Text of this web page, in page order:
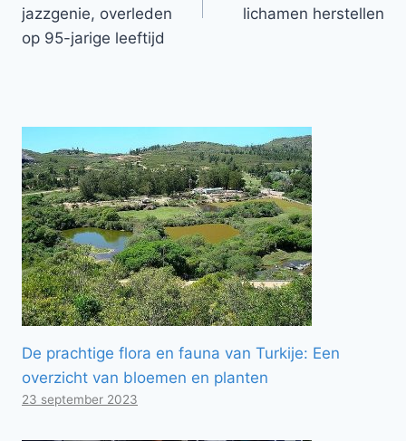
jazzgenie, overleden
op 95-jarige leeftijd
lichamen herstellen
De prachtige flora en fauna van Turkije: Een
overzicht van bloemen en planten
23 september 2023